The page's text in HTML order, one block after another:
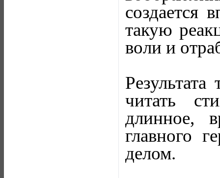
создается
такую
воли и
читать
длинное,
главного
делом.